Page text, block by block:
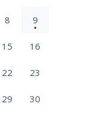
8 9
15 16
22 23
29 30